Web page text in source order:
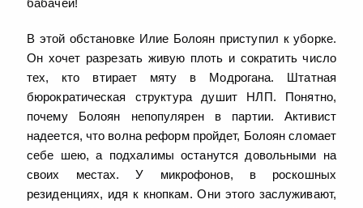
В этой обстановке Илие Болоян приступил к уборке.
Он хочет разрезать живую плоть и сократить число
тех, кто втирает мяту в Модрогана. Штатная
бюрократическая структура душит НЛП. Понятно,
почему Болоян непопулярен в партии. Активист
надеется, что волна реформ пройдет, Болоян сломает
себе шею, а подхалимы останутся довольными на
своих местах. У микрофонов, в роскошных
резиденциях, идя к кнопкам. Они этого заслуживают,